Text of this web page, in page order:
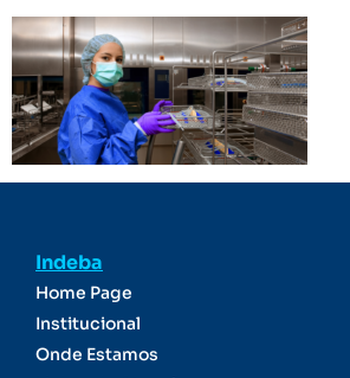
Indeba
Home Page
Institucional
Onde Estamos